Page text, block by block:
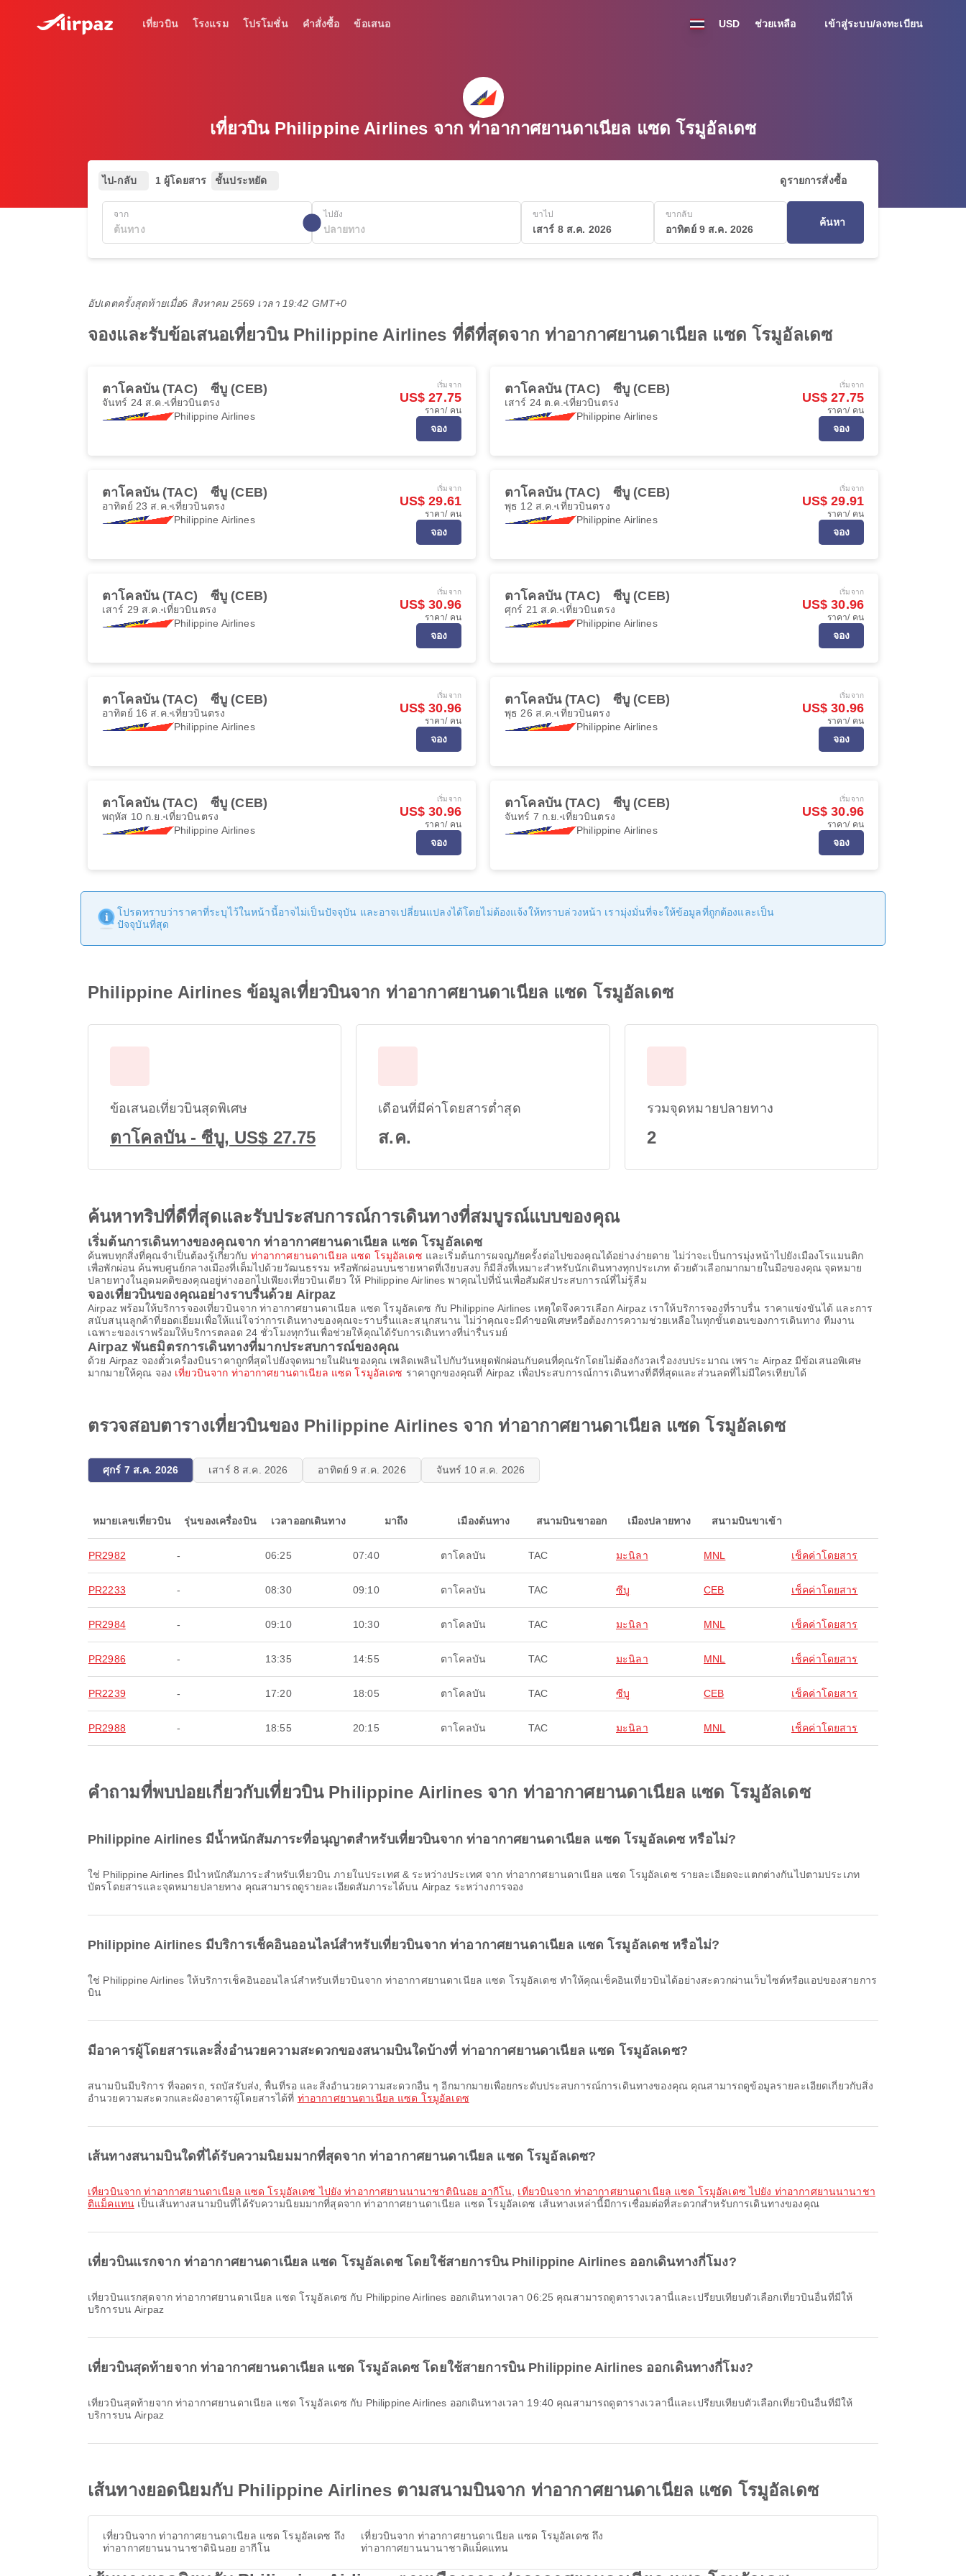
เที่ยวบิน โรงแรม โปรโมชั่น คำสั่งซื้อ ข้อเสนอ USD ช่วยเหลือ เข้าสู่ระบบ/ลงทะเบียน
เที่ยวบิน Philippine Airlines จาก ท่าอากาศยานดาเนียล แซด โรมูอัลเดซ
ไป-กลับ 1 ผู้โดยสาร ชั้นประหยัด ดูรายการสั่งซื้อ
จาก ไปยัง ขาไป
เสาร์ 8 ส.ค. 2026
ขากลับ
อาทิตย์ 9 ส.ค. 2026
ค้นหา
อัปเดตครั้งสุดท้ายเมื่อ6 สิงหาคม 2569 เวลา 19:42 GMT+0
จองและรับข้อเสนอเที่ยวบิน Philippine Airlines ที่ดีที่สุดจาก ท่าอากาศยานดาเนียล แซด โรมูอัลเดซ
ตาโคลบัน (TAC) ซีบู (CEB)
จันทร์ 24 ส.ค. เที่ยวบินตรง
Philippine Airlines
เริ่มจาก
US$ 27.75
ราคา/ คน
จอง
ตาโคลบัน (TAC) ซีบู (CEB)
เสาร์ 24 ต.ค. เที่ยวบินตรง
Philippine Airlines
เริ่มจาก
US$ 27.75
ราคา/ คน
จอง
ตาโคลบัน (TAC) ซีบู (CEB)
อาทิตย์ 23 ส.ค. เที่ยวบินตรง
Philippine Airlines
เริ่มจาก
US$ 29.61
ราคา/ คน
จอง
ตาโคลบัน (TAC) ซีบู (CEB)
พุธ 12 ส.ค. เที่ยวบินตรง
Philippine Airlines
เริ่มจาก
US$ 29.91
ราคา/ คน
จอง
ตาโคลบัน (TAC) ซีบู (CEB)
เสาร์ 29 ส.ค. เที่ยวบินตรง
Philippine Airlines
เริ่มจาก
US$ 30.96
ราคา/ คน
จอง
ตาโคลบัน (TAC) ซีบู (CEB)
ศุกร์ 21 ส.ค. เที่ยวบินตรง
Philippine Airlines
เริ่มจาก
US$ 30.96
ราคา/ คน
จอง
ตาโคลบัน (TAC) ซีบู (CEB)
อาทิตย์ 16 ส.ค. เที่ยวบินตรง
Philippine Airlines
เริ่มจาก
US$ 30.96
ราคา/ คน
จอง
ตาโคลบัน (TAC) ซีบู (CEB)
พุธ 26 ส.ค. เที่ยวบินตรง
Philippine Airlines
เริ่มจาก
US$ 30.96
ราคา/ คน
จอง
ตาโคลบัน (TAC) ซีบู (CEB)
พฤหัส 10 ก.ย. เที่ยวบินตรง
Philippine Airlines
เริ่มจาก
US$ 30.96
ราคา/ คน
จอง
ตาโคลบัน (TAC) ซีบู (CEB)
จันทร์ 7 ก.ย. เที่ยวบินตรง
Philippine Airlines
เริ่มจาก
US$ 30.96
ราคา/ คน
จอง
โปรดทราบว่าราคาที่ระบุไว้ในหน้านี้อาจไม่เป็นปัจจุบัน และอาจเปลี่ยนแปลงได้โดยไม่ต้องแจ้งให้ทราบล่วงหน้า เรามุ่งมั่นที่จะให้ข้อมูลที่ถูกต้องและเป็น
ปัจจุบันที่สุด
Philippine Airlines ข้อมูลเที่ยวบินจาก ท่าอากาศยานดาเนียล แซด โรมูอัลเดซ
ข้อเสนอเที่ยวบินสุดพิเศษ
ตาโคลบัน - ซีบู, US$ 27.75
เดือนที่มีค่าโดยสารต่ำสุด
ส.ค.
รวมจุดหมายปลายทาง
2
ค้นหาทริปที่ดีที่สุดและรับประสบการณ์การเดินทางที่สมบูรณ์แบบของคุณ
เริ่มต้นการเดินทางของคุณจาก ท่าอากาศยานดาเนียล แซด โรมูอัลเดซ
ค้นพบทุกสิ่งที่คุณจำเป็นต้องรู้เกี่ยวกับ ท่าอากาศยานดาเนียล แซด โรมูอัลเดซ และเริ่มต้นการผจญภัยครั้งต่อไปของคุณได้อย่างง่ายดาย ไม่ว่าจะเป็นการมุ่งหน้าไปยังเมืองโรแมนติก
เพื่อพักผ่อน ค้นพบศูนย์กลางเมืองที่เต็มไปด้วยวัฒนธรรม หรือพักผ่อนบนชายหาดที่เงียบสงบ ก็มีสิ่งที่เหมาะสำหรับนักเดินทางทุกประเภท ด้วยตัวเลือกมากมายในมือของคุณ จุดหมาย
ปลายทางในอุดมคติของคุณอยู่ห่างออกไปเพียงเที่ยวบินเดียว ให้ Philippine Airlines พาคุณไปที่นั่นเพื่อสัมผัสประสบการณ์ที่ไม่รู้ลืม
จองเที่ยวบินของคุณอย่างราบรื่นด้วย Airpaz
Airpaz พร้อมให้บริการจองเที่ยวบินจาก ท่าอากาศยานดาเนียล แซด โรมูอัลเดซ กับ Philippine Airlines เหตุใดจึงควรเลือก Airpaz เราให้บริการจองที่ราบรื่น ราคาแข่งขันได้ และการ
สนับสนุนลูกค้าที่ยอดเยี่ยมเพื่อให้แน่ใจว่าการเดินทางของคุณจะราบรื่นและสนุกสนาน ไม่ว่าคุณจะมีคำขอพิเศษหรือต้องการความช่วยเหลือในทุกขั้นตอนของการเดินทาง ทีมงาน
เฉพาะของเราพร้อมให้บริการตลอด 24 ชั่วโมงทุกวันเพื่อช่วยให้คุณได้รับการเดินทางที่น่ารื่นรมย์
Airpaz พันธมิตรการเดินทางที่มากประสบการณ์ของคุณ
ด้วย Airpaz จองตั๋วเครื่องบินราคาถูกที่สุดไปยังจุดหมายในฝันของคุณ เพลิดเพลินไปกับวันหยุดพักผ่อนกับคนที่คุณรักโดยไม่ต้องกังวลเรื่องงบประมาณ เพราะ Airpaz มีข้อเสนอพิเศษ
มากมายให้คุณ จอง เที่ยวบินจาก ท่าอากาศยานดาเนียล แซด โรมูอัลเดซ ราคาถูกของคุณที่ Airpaz เพื่อประสบการณ์การเดินทางที่ดีที่สุดและส่วนลดที่ไม่มีใครเทียบได้
ตรวจสอบตารางเที่ยวบินของ Philippine Airlines จาก ท่าอากาศยานดาเนียล แซด โรมูอัลเดซ
ศุกร์ 7 ส.ค. 2026 เสาร์ 8 ส.ค. 2026 อาทิตย์ 9 ส.ค. 2026 จันทร์ 10 ส.ค. 2026
หมายเลขเที่ยวบิน รุ่นของเครื่องบิน เวลาออกเดินทาง มาถึง เมืองต้นทาง สนามบินขาออก เมืองปลายทาง สนามบินขาเข้า
PR2982 - 06:25 07:40 ตาโคลบัน TAC มะนิลา MNL เช็คค่าโดยสาร
PR2233 - 08:30 09:10 ตาโคลบัน TAC ซีบู CEB เช็คค่าโดยสาร
PR2984 - 09:10 10:30 ตาโคลบัน TAC มะนิลา MNL เช็คค่าโดยสาร
PR2986 - 13:35 14:55 ตาโคลบัน TAC มะนิลา MNL เช็คค่าโดยสาร
PR2239 - 17:20 18:05 ตาโคลบัน TAC ซีบู CEB เช็คค่าโดยสาร
PR2988 - 18:55 20:15 ตาโคลบัน TAC มะนิลา MNL เช็คค่าโดยสาร
คำถามที่พบบ่อยเกี่ยวกับเที่ยวบิน Philippine Airlines จาก ท่าอากาศยานดาเนียล แซด โรมูอัลเดซ
Philippine Airlines มีน้ำหนักสัมภาระที่อนุญาตสำหรับเที่ยวบินจาก ท่าอากาศยานดาเนียล แซด โรมูอัลเดซ หรือไม่?
ใช่ Philippine Airlines มีน้ำหนักสัมภาระสำหรับเที่ยวบิน ภายในประเทศ & ระหว่างประเทศ จาก ท่าอากาศยานดาเนียล แซด โรมูอัลเดซ รายละเอียดจะแตกต่างกันไปตามประเภท
บัตรโดยสารและจุดหมายปลายทาง คุณสามารถดูรายละเอียดสัมภาระได้บน Airpaz ระหว่างการจอง
Philippine Airlines มีบริการเช็คอินออนไลน์สำหรับเที่ยวบินจาก ท่าอากาศยานดาเนียล แซด โรมูอัลเดซ หรือไม่?
ใช่ Philippine Airlines ให้บริการเช็คอินออนไลน์สำหรับเที่ยวบินจาก ท่าอากาศยานดาเนียล แซด โรมูอัลเดซ ทำให้คุณเช็คอินเที่ยวบินได้อย่างสะดวกผ่านเว็บไซต์หรือแอปของสายการ
บิน
มีอาคารผู้โดยสารและสิ่งอำนวยความสะดวกของสนามบินใดบ้างที่ ท่าอากาศยานดาเนียล แซด โรมูอัลเดซ?
สนามบินมีบริการ ที่จอดรถ, รถบัสรับส่ง, พื้นที่รอ และสิ่งอำนวยความสะดวกอื่น ๆ อีกมากมายเพื่อยกระดับประสบการณ์การเดินทางของคุณ คุณสามารถดูข้อมูลรายละเอียดเกี่ยวกับสิ่ง
อำนวยความสะดวกและผังอาคารผู้โดยสารได้ที่ ท่าอากาศยานดาเนียล แซด โรมูอัลเดซ
เส้นทางสนามบินใดที่ได้รับความนิยมมากที่สุดจาก ท่าอากาศยานดาเนียล แซด โรมูอัลเดซ?
เที่ยวบินจาก ท่าอากาศยานดาเนียล แซด โรมูอัลเดซ ไปยัง ท่าอากาศยานนานาชาตินินอย อากีโน เที่ยวบินจาก ท่าอากาศยานดาเนียล แซด โรมูอัลเดซ ไปยัง ท่าอากาศยานนานาชา
ติแม็คแทนเป็นเส้นทางสนามบินที่ได้รับความนิยมมากที่สุดจาก ท่าอากาศยานดาเนียล แซด โรมูอัลเดซ เส้นทางเหล่านี้มีการเชื่อมต่อที่สะดวกสำหรับการเดินทางของคุณ
เที่ยวบินแรกจาก ท่าอากาศยานดาเนียล แซด โรมูอัลเดซ โดยใช้สายการบิน Philippine Airlines ออกเดินทางกี่โมง?
เที่ยวบินแรกสุดจาก ท่าอากาศยานดาเนียล แซด โรมูอัลเดซ กับ Philippine Airlines ออกเดินทางเวลา 06:25 คุณสามารถดูตารางเวลานี้และเปรียบเทียบตัวเลือกเที่ยวบินอื่นที่มีให้
บริการบน Airpaz
เที่ยวบินสุดท้ายจาก ท่าอากาศยานดาเนียล แซด โรมูอัลเดซ โดยใช้สายการบิน Philippine Airlines ออกเดินทางกี่โมง?
เที่ยวบินสุดท้ายจาก ท่าอากาศยานดาเนียล แซด โรมูอัลเดซ กับ Philippine Airlines ออกเดินทางเวลา 19:40 คุณสามารถดูตารางเวลานี้และเปรียบเทียบตัวเลือกเที่ยวบินอื่นที่มีให้
บริการบน Airpaz
เส้นทางยอดนิยมกับ Philippine Airlines ตามสนามบินจาก ท่าอากาศยานดาเนียล แซด โรมูอัลเดซ
เที่ยวบินจาก ท่าอากาศยานดาเนียล แซด โรมูอัลเดซ ถึง
ท่าอากาศยานนานาชาตินินอย อากีโน
เที่ยวบินจาก ท่าอากาศยานดาเนียล แซด โรมูอัลเดซ ถึง
ท่าอากาศยานนานาชาติแม็คแทน